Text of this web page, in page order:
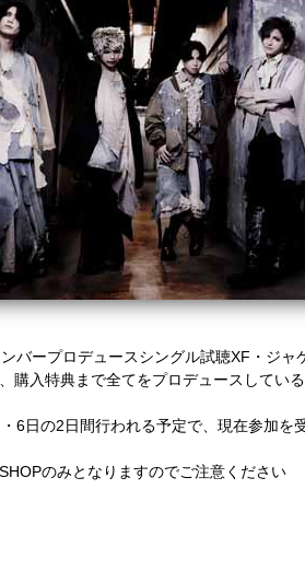
バープロデュースシングル試聴XF・ジャ
購入特典まで全てをプロデュースしている
6日の2日間行われる予定で、現在参加を受
のみとなりますのでご注意ください